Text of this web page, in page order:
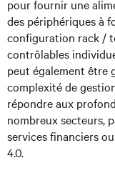
pour fournir une
des périphériques à
configuration rack /
contrôlables
peut également être
complexité de
répondre aux
nombreux secteurs,
services financiers
4.0.